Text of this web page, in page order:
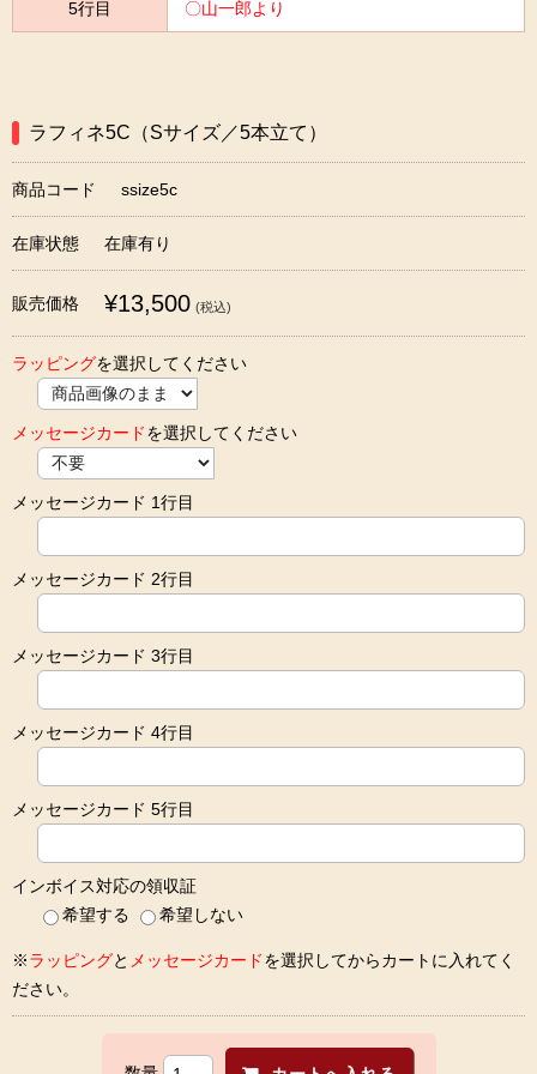
5行目 〇山一郎より
ラフィネ5C（Sサイズ／5本立て）
商品コード ssize5c
在庫状態 在庫有り
販売価格 ¥13,500 (税込)
ラッピングを選択してください
メッセージカードを選択してください
メッセージカード 1行目
メッセージカード 2行目
メッセージカード 3行目
メッセージカード 4行目
メッセージカード 5行目
インボイス対応の領収証
希望する
希望しない
※ラッピングと メッセージカードを選択してからカートに入れてく
ださい。